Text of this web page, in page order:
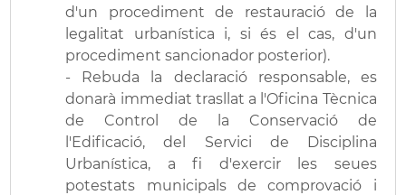
d'un procediment de restauració de la
legalitat urbanística i, si és el cas, d'un
procediment sancionador posterior).
- Rebuda la declaració responsable, es
donarà immediat trasllat a l'Oficina Tècnica
de Control de la Conservació de
l'Edificació, del Servici de Disciplina
Urbanística, a fi d'exercir les seues
potestats municipals de comprovació i